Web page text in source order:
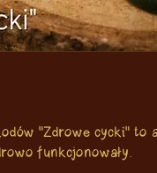
"Zdrowe cycki" to
funkcjonowały.